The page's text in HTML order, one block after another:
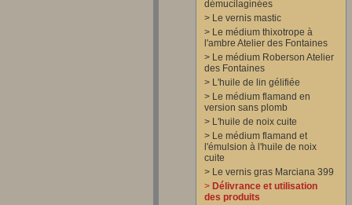
démucilaginées
> Le vernis mastic
> Le médium thixotrope à
l'ambre Atelier des Fontaines
> Le médium Roberson Atelier
des Fontaines
> L'huile de lin gélifiée
> Le médium flamand en
version sans plomb
> L'huile de noix cuite
> Le médium flamand et
l'émulsion à l'huile de noix
cuite
> Le vernis gras Marciana 399
> Délivrance et utilisation
des produits